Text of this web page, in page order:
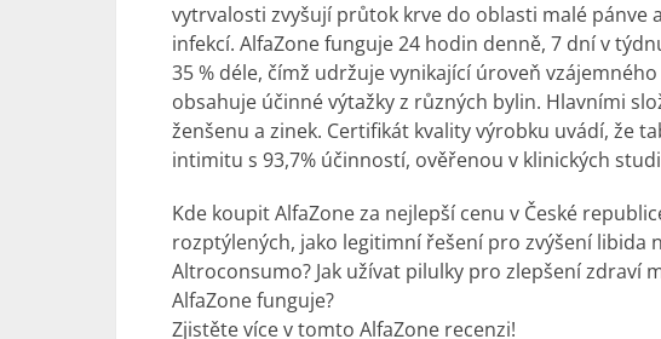
vytrvalosti zvyšují průtok krve do oblasti malé pánve
infekcí. AlfaZone funguje 24 hodin denně, 7 dní v
35 % déle, čímž udržuje vynikající úroveň
obsahuje účinné výtažky z různých bylin. Hlavními
ženšenu a zinek. Certifikát kvality výrobku uvádí, že
intimitu s 93,7% účinností, ověřenou v klinických
Kde koupit AlfaZone za nejlepší cenu v České
rozptýlených, jako legitimní řešení pro zvýšení libida
Altroconsumo? Jak užívat pilulky pro zlepšení zdraví
AlfaZone funguje?
Zjistěte více v tomto AlfaZone recenzi!